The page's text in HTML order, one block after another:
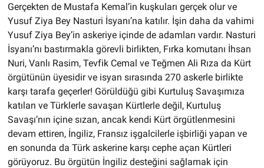
Gerçekten de Mustafa Kemal’in kuşkuları gerçek olur ve
Yusuf Ziya Bey Nasturi İsyanı’na katılır. İşin daha da vahimi
Yusuf Ziya Bey’in askeriye içinde de adamları vardır. Nasturi
İsyanı’nı bastırmakla görevli birlikten, Fırka komutanı İhsan
Nuri, Vanlı Rasim, Tevfik Cemal ve Teğmen Ali Rıza da Kürt
örgütünün üyesidir ve isyan sırasında 270 askerle birlikte
karşı tarafa geçerler! Görüldüğü gibi Kurtuluş Savaşımıza
katılan ve Türklerle savaşan Kürtlerle değil, Kurtuluş
Savaşı’nın içine sızan, ancak kendi Kürt örgütlenmesini
devam ettiren, İngiliz, Fransız işgalcilerle işbirliği yapan ve
en sonunda da Türk askerine karşı cephe açan Kürtleri
görüyoruz. Bu örgütün İngiliz desteğini sağlamak için